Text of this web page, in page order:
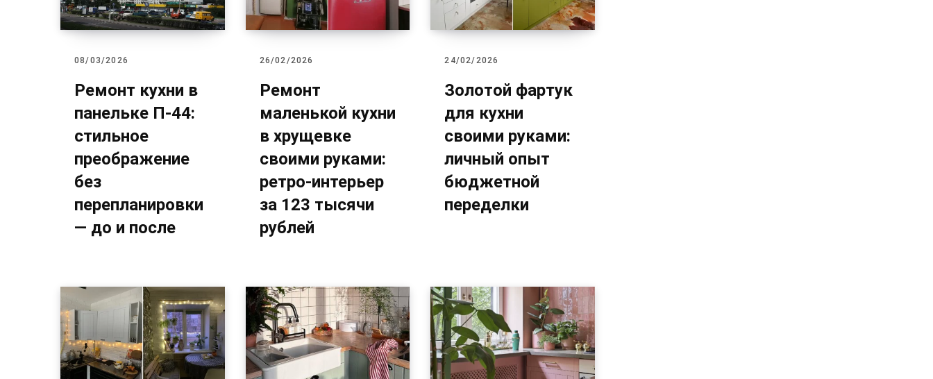
08/03/2026
Ремонт кухни в
панельке П-44:
стильное
преображение
без
перепланировки
— до и после
26/02/2026
Ремонт
маленькой кухни
в хрущевке
своими руками:
ретро-интерьер
за 123 тысячи
рублей
24/02/2026
Золотой фартук
для кухни
своими руками:
личный опыт
бюджетной
переделки